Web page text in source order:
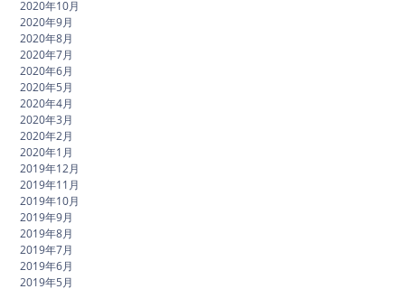
2020年10月
2020年9月
2020年8月
2020年7月
2020年6月
2020年5月
2020年4月
2020年3月
2020年2月
2020年1月
2019年12月
2019年11月
2019年10月
2019年9月
2019年8月
2019年7月
2019年6月
2019年5月